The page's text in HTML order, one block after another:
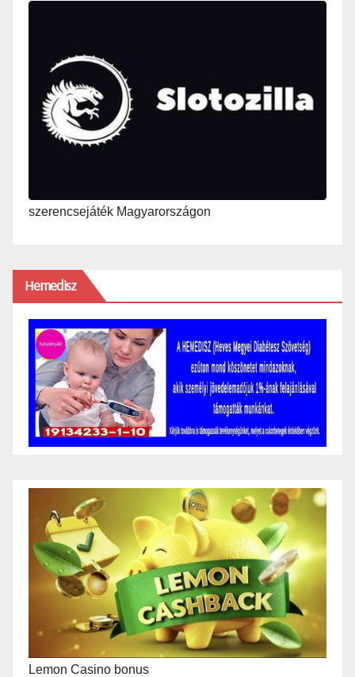
szerencsejáték Magyarországon
Hemedisz
Lemon Casino bonus